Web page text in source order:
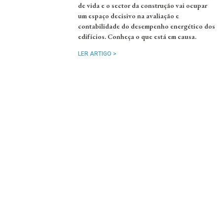
de vida e o sector da construção vai ocupar
um espaço decisivo na avaliação e
contabilidade do desempenho energético dos
edifícios. Conheça o que está em causa.
LER ARTIGO >